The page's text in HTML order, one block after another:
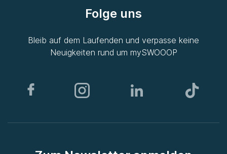
Folge uns
Bleib auf dem Laufenden und verpasse keine
Neuigkeiten rund um mySWOOOP